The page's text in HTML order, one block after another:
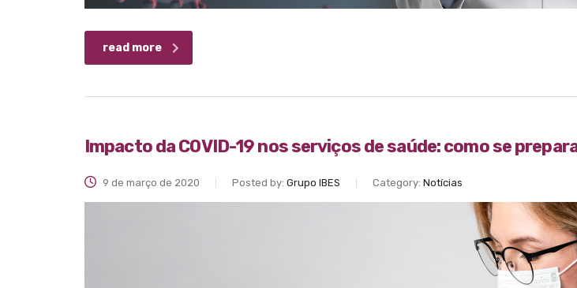
read more
Impacto da COVID-19 nos serviços de saúde: como se
9 de março de 2020 Posted by: Grupo IBES Category: Notícias